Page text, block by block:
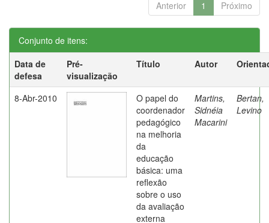
Anterior 1 Próximo
Conjunto de itens:
Data de
defesa
Pré-
visualização
Título Autor
8-Abr-2010
O papel do
coordenador
pedagógico
na melhoria
da
educação
básica: uma
reflexão
sobre o uso
da avaliação
externa
Martins,
Sidnéia
Macarini
Bertan,
Levino